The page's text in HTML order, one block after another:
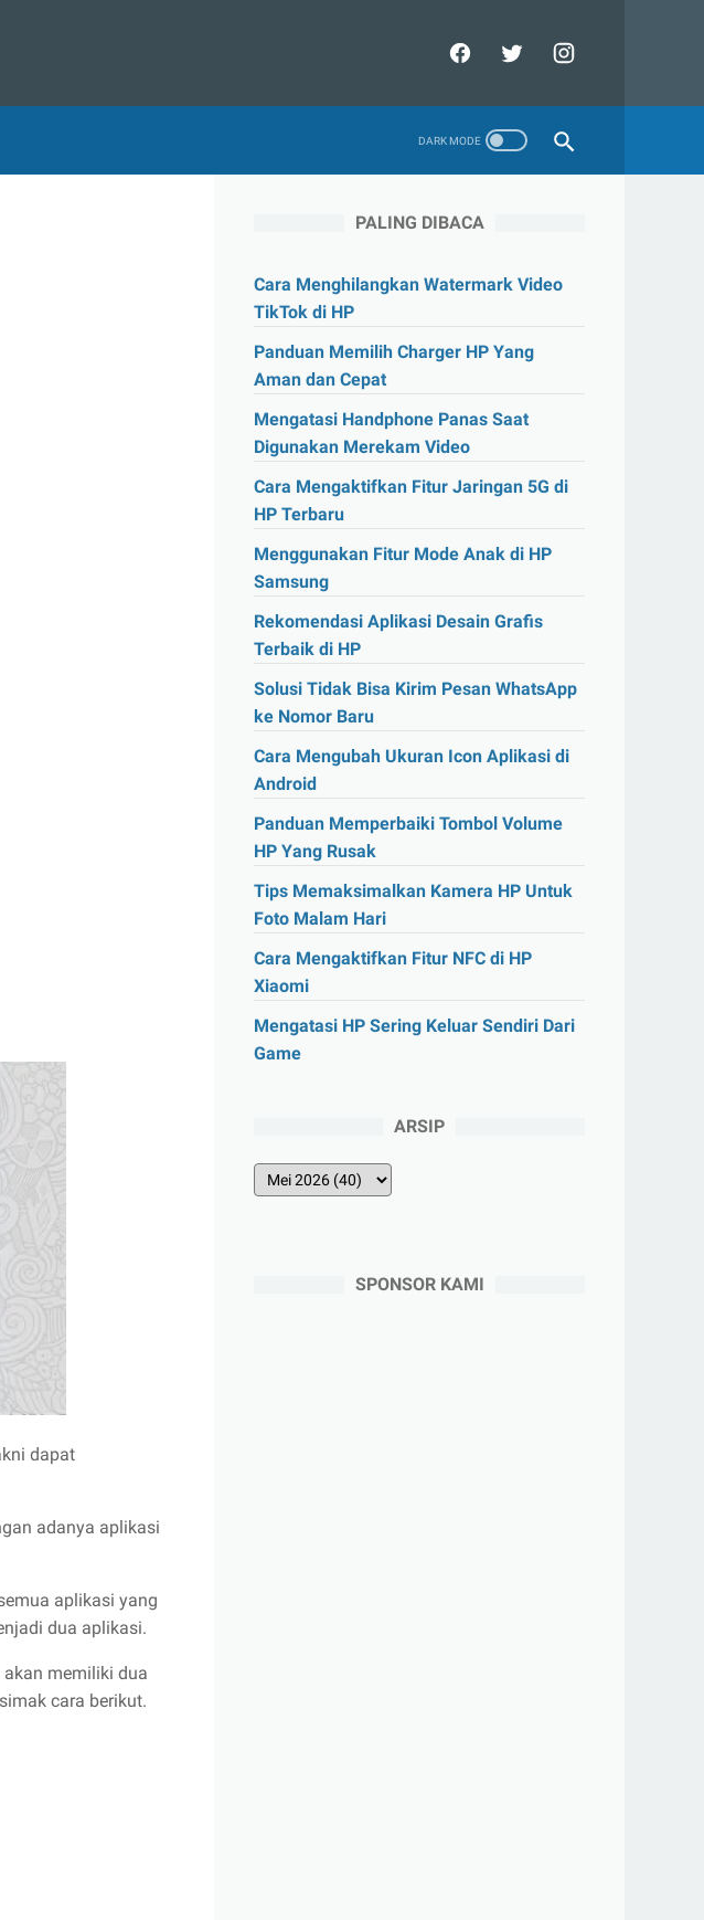
dapat
adanya aplikasi
aplikasi yang
dua aplikasi.
memiliki dua
cara berikut.
PALING DIBACA
Cara Menghilangkan Watermark Video
TikTok di HP
Panduan Memilih Charger HP Yang
Aman dan Cepat
Mengatasi Handphone Panas Saat
Digunakan Merekam Video
Cara Mengaktifkan Fitur Jaringan 5G di
HP Terbaru
Menggunakan Fitur Mode Anak di HP
Samsung
Rekomendasi Aplikasi Desain Grafis
Terbaik di HP
Solusi Tidak Bisa Kirim Pesan WhatsApp
ke Nomor Baru
Cara Mengubah Ukuran Icon Aplikasi di
Android
Panduan Memperbaiki Tombol Volume
HP Yang Rusak
Tips Memaksimalkan Kamera HP Untuk
Foto Malam Hari
Cara Mengaktifkan Fitur NFC di HP
Xiaomi
Mengatasi HP Sering Keluar Sendiri Dari
Game
ARSIP
SPONSOR KAMI